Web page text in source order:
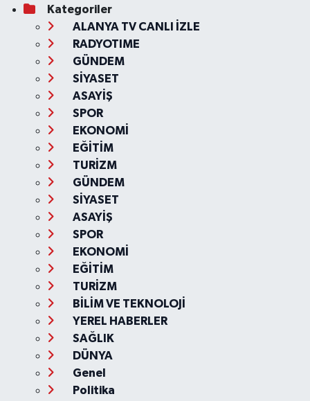
Kategoriler
ALANYA TV CANLI İZLE
RADYOTIME
GÜNDEM
SİYASET
ASAYİŞ
SPOR
EKONOMİ
EĞİTİM
TURİZM
GÜNDEM
SİYASET
ASAYİŞ
SPOR
EKONOMİ
EĞİTİM
TURİZM
BİLİM VE TEKNOLOJİ
YEREL HABERLER
SAĞLIK
DÜNYA
Genel
Politika